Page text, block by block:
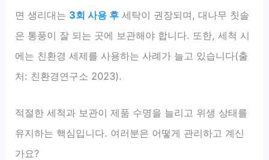
면 생리대는 3회 사용 후 세탁이 권장되며, 대나무 칫솔
은 통풍이 잘 되는 곳에 보관해야 합니다. 또한, 세척 시
에는 친환경 세제를 사용하는 사례가 늘고 있습니다(출
처: 친환경연구소 2023).
적절한 세척과 보관이 제품 수명을 늘리고 위생 상태를
유지하는 핵심입니다. 여러분은 어떻게 관리하고 계신
가요?